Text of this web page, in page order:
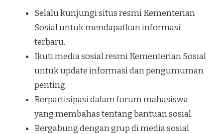
Selalu kunjungi situs resmi Kementerian
Sosial untuk mendapatkan informasi
terbaru.
Ikuti media sosial resmi Kementerian Sosial
untuk update informasi dan pengumuman
penting.
Berpartisipasi dalam forum mahasiswa
yang membahas tentang bantuan sosial.
Bergabung dengan grup di media sosial